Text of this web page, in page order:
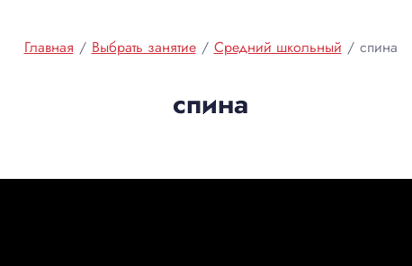
Главная / Выбрать занятие / Средний школьный / спина
спина